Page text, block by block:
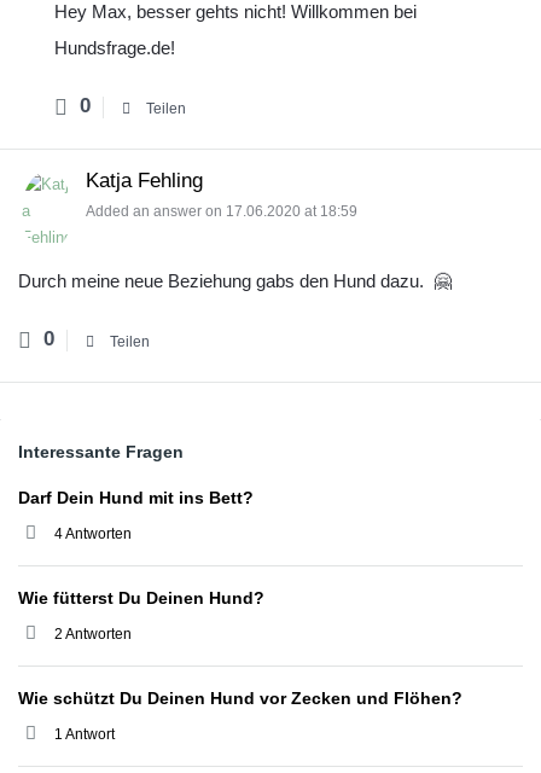
Hey Max, besser gehts nicht! Willkommen bei
Hundsfrage.de!
0 Teilen
Katja Fehling
Added an answer on 17.06.2020 at 18:59
Durch meine neue Beziehung gabs den Hund dazu. 🤗
0 Teilen
Interessante Fragen
Darf Dein Hund mit ins Bett?
4 Antworten
Wie fütterst Du Deinen Hund?
2 Antworten
Wie schützt Du Deinen Hund vor Zecken und Flöhen?
1 Antwort